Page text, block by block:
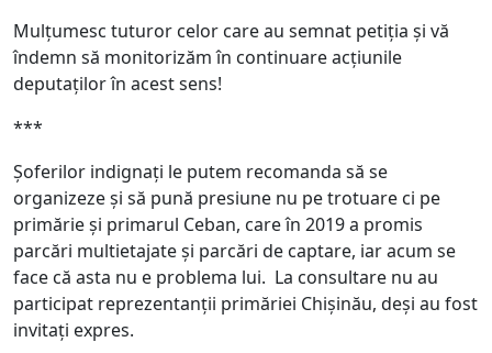
Mulțumesc tuturor celor care au semnat petiția și vă
îndemn să monitorizăm în continuare acțiunile
deputaților în acest sens!
***
Șoferilor indignați le putem recomanda să se
organizeze și să pună presiune nu pe trotuare ci pe
primărie și primarul Ceban, care în 2019 a promis
parcări multietajate și parcări de captare, iar acum se
face că asta nu e problema lui. La consultare nu au
participat reprezentanții primăriei Chișinău, deși au fost
invitați expres.